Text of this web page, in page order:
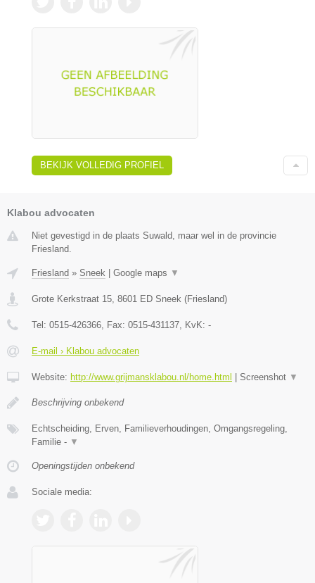
BEKIJK VOLLEDIG PROFIEL
Klabou advocaten
Niet gevestigd in de plaats Suwald, maar wel in de provincie
Friesland.
Friesland » Sneek Google maps ▼
Grote Kerkstraat 15, 8601 ED Sneek (Friesland)
Tel: 0515-426366, Fax: 0515-431137, KvK: -
E-mail › Klabou advocaten
Website: http://www.grijmansklabou.nl/home.html Screenshot ▼
Beschrijving onbekend
Echtscheiding, Erven, Familieverhoudingen, Omgangsregeling,
Familie - ▼
Openingstijden onbekend
Sociale media: